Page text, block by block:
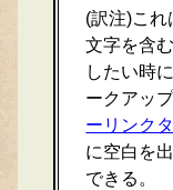
(訳注)これ
文字を含
したい時
ークアッ
ーリンク
に空白を
できる。